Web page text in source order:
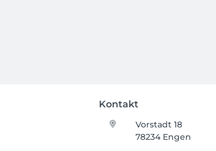
Kontakt
Vorstadt 18
78234 Engen